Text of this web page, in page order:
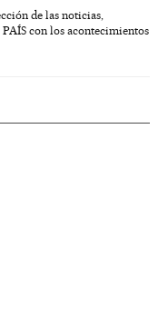
de las noticias,
con los acontecimientos